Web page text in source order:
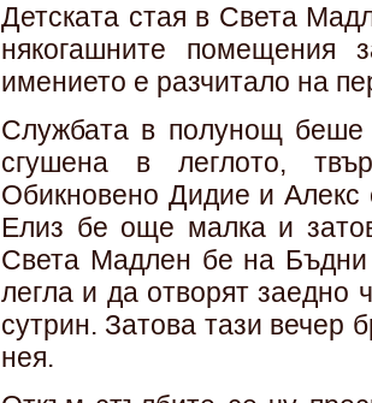
Детската стая в Света
някогашните помещения
имението е разчитало на
Службата в полунощ
сгушена в леглото,
Обикновено Дидие и Алекс
Елиз бе още малка и
Света Мадлен бе на Бъдни
легла и да отворят заедно
сутрин. Затова тази вечер
нея.